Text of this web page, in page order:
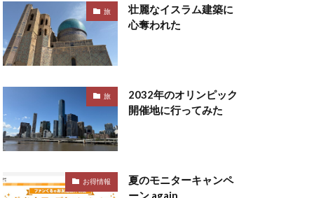
旅
壮麗なイスラム建築に
心奪われた
旅
2032年のオリンピック
開催地に行ってみた
お得情報
夏のモニターキャンペ
ーン again